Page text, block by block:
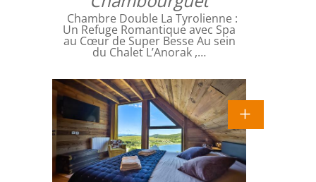
Chambre Double La Tyrolienne :
Un Refuge Romantique avec Spa
au Cœur de Super Besse Au sein
du Chalet L’Anorak ,…